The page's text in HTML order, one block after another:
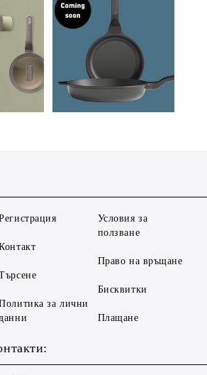
за лични
данни
Условия за
ползване
Право на връщане
Бисквитки
Плащане